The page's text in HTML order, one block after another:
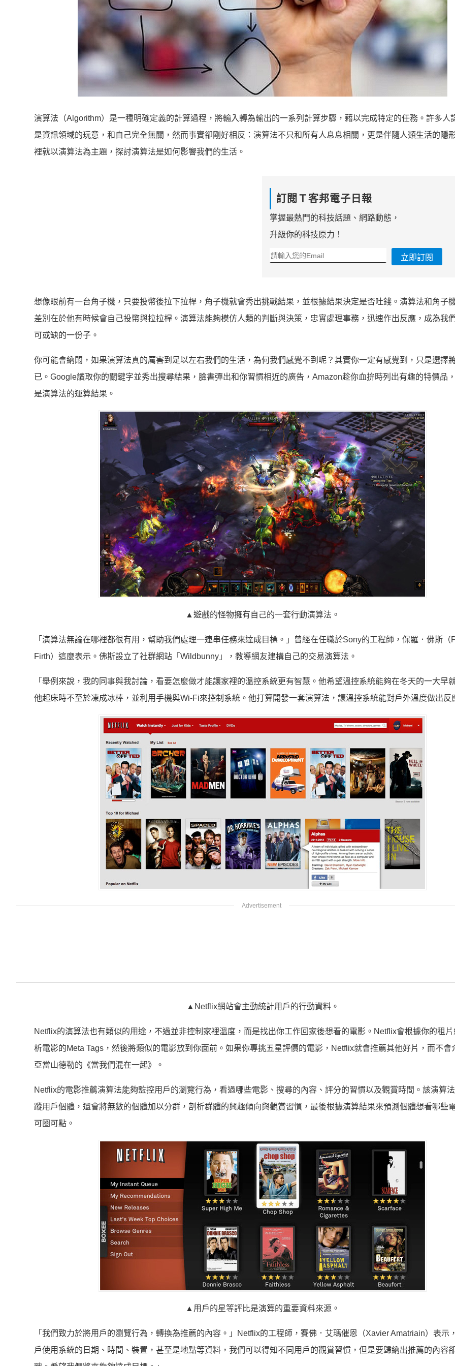
演算法（Algorithm）是一種明確定義的計算過程，將輸入轉為輸出的一系列計算步驟，藉以完成特定的任務。許多人
是資訊領域的玩意，和自己完全無關，然而事實卻剛好相反：演算法不只和所有人息息相關，更是伴隨人類生活的隱
裡就以演算法為主題，探討演算法是如何影響我們的生活。
訂閱Ｔ客邦電子日報
掌握最熱門的科技話題、網路動態，
升級你的科技原力！
立即訂閱
想像眼前有一台角子機，只要投幣後拉下拉桿，角子機就會秀出挑戰結果，並根據結果決定是否吐錢。演算法和角子
差別在於他有時候會自己投幣與拉拉桿。演算法能夠模仿人類的判斷與決策，忠實處理事務，迅速作出反應，成為我
可或缺的一份子。
你可能會納悶，如果演算法真的厲害到足以左右我們的生活，為何我們感覺不到呢？其實你一定有感覺到，只是選擇
已。Google讀取你的關鍵字並秀出搜尋結果，臉書彈出和你習慣相近的廣告，Amazon趁你血拚時列出有趣的特價品
是演算法的運算結果。
▲遊戲的怪物擁有自己的一套行動演算法。
「演算法無論在哪裡都很有用，幫助我們處理一連串任務來達成目標。」曾經在任職於Sony的工程師，保羅．佛斯（
Firth）這麼表示。佛斯設立了社群網站「Wildbunny」，教導網友建構自己的交易演算法。
「舉例來說，我的同事與我討論，看要怎麼做才能讓家裡的溫控系統更有智慧。他希望溫控系統能夠在冬天的一大早
他起床時不至於凍成冰棒，並利用手機與Wi-Fi來控制系統。他打算開發一套演算法，讓溫控系統能對戶外溫度做出反
▲Netflix網站會主動統計用戶的行動資料。
Netflix的演算法也有類似的用途，不過並非控制家裡溫度，而是找出你工作回家後想看的電影。Netflix會根據你的租
析電影的Meta Tags，然後將類似的電影放到你面前。如果你專挑五星評價的電影，Netflix就會推薦其他好片，而不會
亞當山德勒的《當我們混在一起》。
Netflix的電影推薦演算法能夠監控用戶的瀏覽行為，看過哪些電影、搜尋的內容、評分的習慣以及觀賞時間。該演算
蹤用戶個體，還會將無數的個體加以分群，剖析群體的興趣傾向與觀賞習慣，最後根據演算結果來預測個體想看哪些
可圈可點。
▲用戶的星等評比是演算的重要資料來源。
「我們致力於將用戶的瀏覽行為，轉換為推薦的內容。」Netflix的工程師，賽佛．艾瑪催恩（Xavier Amatriain）表示
戶使用系統的日期、時間、裝置，甚至是地點等資料，我們可以得知不同用戶的觀賞習慣，但是要歸納出推薦的內容